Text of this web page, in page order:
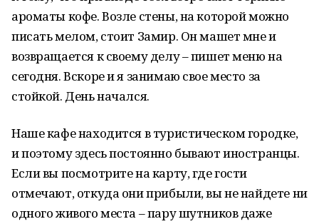
ароматы кофе. Возле стены, на которой можно
писать мелом, стоит Замир. Он машет мне и
возвращается к своему делу – пишет меню на
сегодня. Вскоре и я занимаю свое место за
стойкой. День начался.
Наше кафе находится в туристическом городке,
и поэтому здесь постоянно бывают иностранцы.
Если вы посмотрите на карту, где гости
отмечают, откуда они прибыли, вы не найдете ни
одного живого места – пару шутников даже